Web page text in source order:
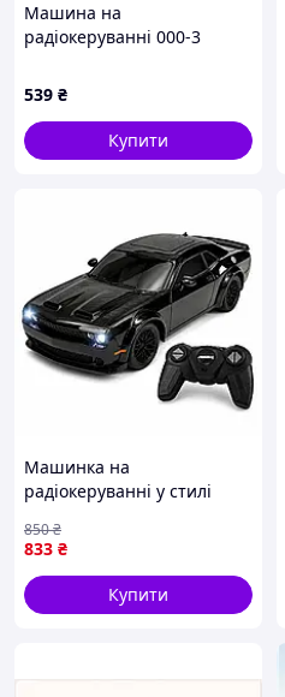
Машина на
радіокеруванні 000-3
підсвічування, гумові
шини, фігурки героїв, в
коробці
539 ₴
Купити
Машинка на
радіокеруванні у стилі
Hellcat 1:16 світло фар,
акумулятор, USB, гумові
колеса, чорна
833 ₴
850₴
Купити